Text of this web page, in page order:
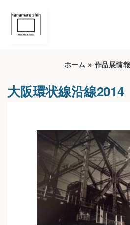
ホーム » 作品展情報
大阪環状線沿線2014